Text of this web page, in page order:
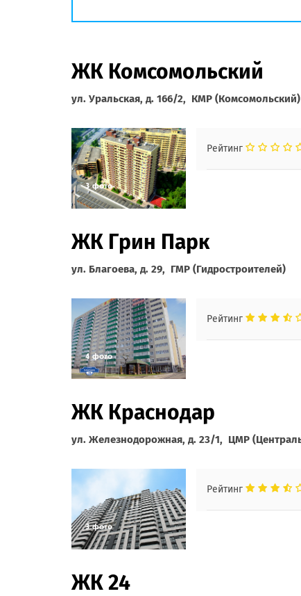
ЖК Комсомольский
ул. Уральская, д. 166/2, КМР (Комсомольский)
Рейтинг
ЖК Грин Парк
ул. Благоева, д. 29, ГМР (Гидростроителей)
Рейтинг
ЖК Краснодар
ул. Железнодорожная, д. 23/1, ЦМР
Рейтинг
ЖК 24